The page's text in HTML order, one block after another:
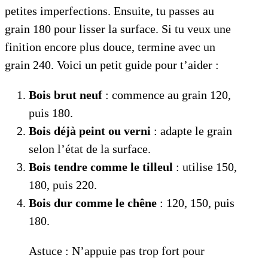
petites imperfections. Ensuite, tu passes au
grain 180 pour lisser la surface. Si tu veux une
finition encore plus douce, termine avec un
grain 240. Voici un petit guide pour t’aider :
Bois brut neuf : commence au grain 120,
puis 180.
Bois déjà peint ou verni : adapte le grain
selon l’état de la surface.
Bois tendre comme le tilleul : utilise 150,
180, puis 220.
Bois dur comme le chêne : 120, 150, puis
180.
Astuce : N’appuie pas trop fort pour